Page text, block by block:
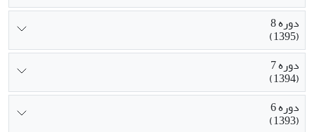
دوره 8
(1395)
دوره 7
(1394)
دوره 6
(1393)